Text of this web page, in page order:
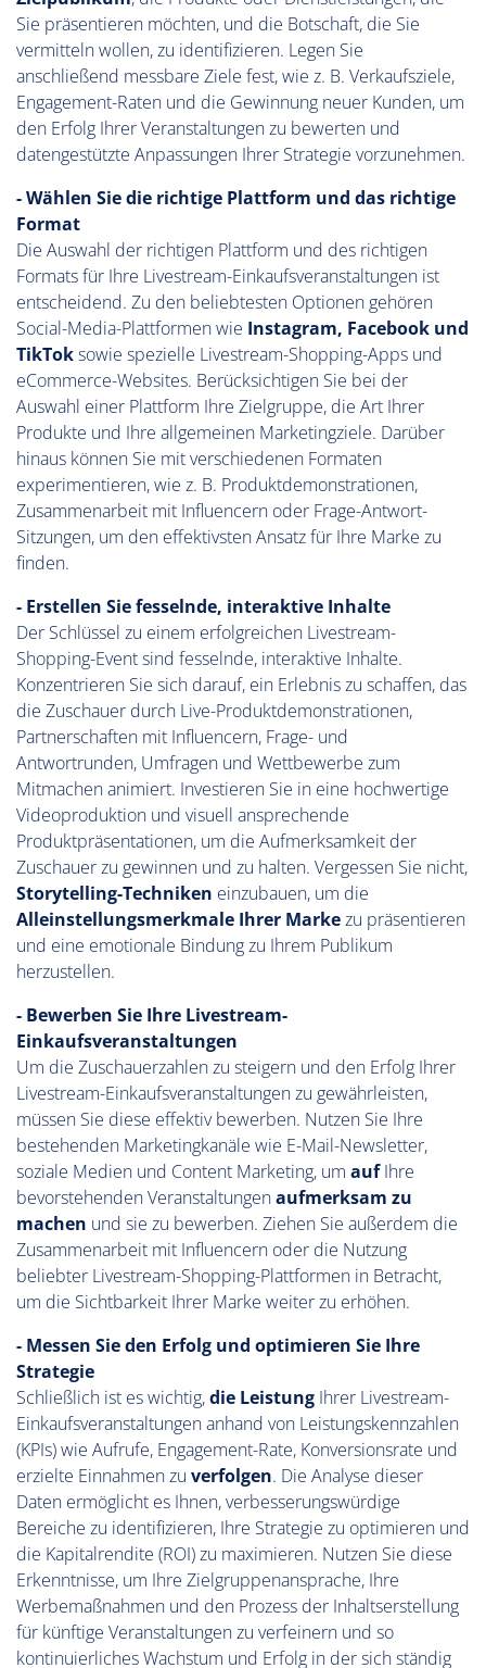
Sie präsentieren möchten, und die Botschaft, die Sie
vermitteln wollen, zu identifizieren. Legen Sie
anschließend messbare Ziele fest, wie z. B. Verkaufsziele,
Engagement-Raten und die Gewinnung neuer Kunden, um
den Erfolg Ihrer Veranstaltungen zu bewerten und
datengestützte Anpassungen Ihrer Strategie vorzunehmen.
- Wählen Sie die richtige Plattform und das richtige
Format
Die Auswahl der richtigen Plattform und des richtigen
Formats für Ihre Livestream-Einkaufsveranstaltungen ist
entscheidend. Zu den beliebtesten Optionen gehören
Social-Media-Plattformen wie Instagram, Facebook und
TikToksowie spezielle Livestream-Shopping-Apps und
eCommerce-Websites. Berücksichtigen Sie bei der
Auswahl einer Plattform Ihre Zielgruppe, die Art Ihrer
Produkte und Ihre allgemeinen Marketingziele. Darüber
hinaus können Sie mit verschiedenen Formaten
experimentieren, wie z. B. Produktdemonstrationen,
Zusammenarbeit mit Influencern oder Frage-Antwort-
Sitzungen, um den effektivsten Ansatz für Ihre Marke zu
finden.
- Erstellen Sie fesselnde, interaktive Inhalte
Der Schlüssel zu einem erfolgreichen Livestream-
Shopping-Event sind fesselnde, interaktive Inhalte.
Konzentrieren Sie sich darauf, ein Erlebnis zu schaffen, das
die Zuschauer durch Live-Produktdemonstrationen,
Partnerschaften mit Influencern, Frage- und
Antwortrunden, Umfragen und Wettbewerbe zum
Mitmachen animiert. Investieren Sie in eine hochwertige
Videoproduktion und visuell ansprechende
Produktpräsentationen, um die Aufmerksamkeit der
Zuschauer zu gewinnen und zu halten. Vergessen Sie nicht,
Storytelling-Techniken einzubauen, um die
Alleinstellungsmerkmale Ihrer Markezu präsentieren
und eine emotionale Bindung zu Ihrem Publikum
herzustellen.
- Bewerben Sie Ihre Livestream-
Einkaufsveranstaltungen
Um die Zuschauerzahlen zu steigern und den Erfolg Ihrer
Livestream-Einkaufsveranstaltungen zu gewährleisten,
müssen Sie diese effektiv bewerben. Nutzen Sie Ihre
bestehenden Marketingkanäle wie E-Mail-Newsletter,
soziale Medien und Content Marketing, um aufIhre
bevorstehenden Veranstaltungenaufmerksam zu
machen und sie zu bewerben. Ziehen Sie außerdem die
Zusammenarbeit mit Influencern oder die Nutzung
beliebter Livestream-Shopping-Plattformen in Betracht,
um die Sichtbarkeit Ihrer Marke weiter zu erhöhen.
- Messen Sie den Erfolg und optimieren Sie Ihre
Strategie
Schließlich ist es wichtig,die Leistung Ihrer Livestream-
Einkaufsveranstaltungen anhand von Leistungskennzahlen
(KPIs) wie Aufrufe, Engagement-Rate, Konversionsrate und
erzielte Einnahmen zu verfolgen. Die Analyse dieser
Daten ermöglicht es Ihnen, verbesserungswürdige
Bereiche zu identifizieren, Ihre Strategie zu optimieren und
die Kapitalrendite (ROI) zu maximieren. Nutzen Sie diese
Erkenntnisse, um Ihre Zielgruppenansprache, Ihre
Werbemaßnahmen und den Prozess der Inhaltserstellung
für künftige Veranstaltungen zu verfeinern und so
kontinuierliches Wachstum und Erfolg in der sich ständig